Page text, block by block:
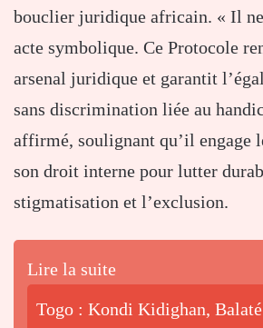
bouclier juridique africain. « Il ne
acte symbolique. Ce Protocole
arsenal juridique et garantit
sans discrimination liée au
affirmé, soulignant qu’il engage
son droit interne pour lutter
stigmatisation et l’exclusion.
Lire la suite
Togo : Kondi Kidighan,